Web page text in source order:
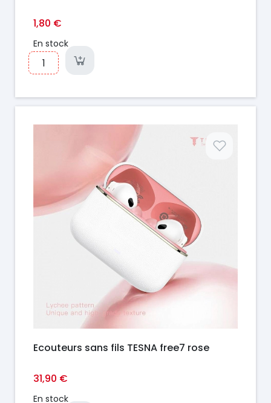
1,80 €
En stock
Ecouteurs sans fils TESNA free7 rose
31,90 €
En stock